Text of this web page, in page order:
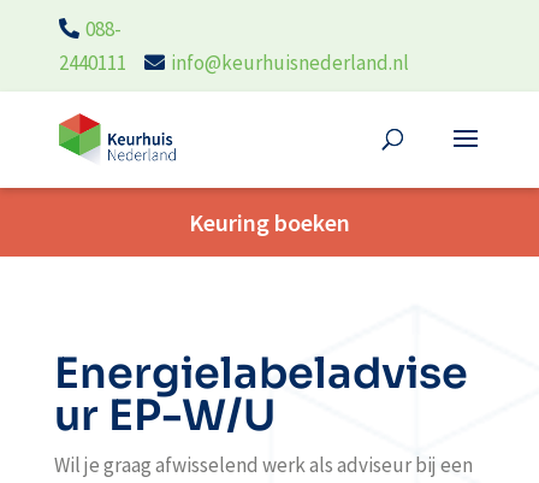
088-
2440111
info@keurhuisnederland.nl
Keuring boeken
Energielabeladvise
ur EP-W/U
Wil je graag afwisselend werk als adviseur bij een